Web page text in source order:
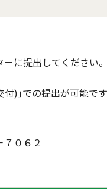
に提出してください。
)｣での提出が可能です
０６２